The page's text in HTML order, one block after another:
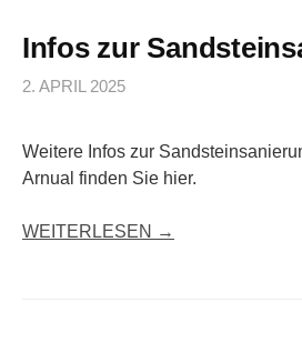
Infos zur
2. APRIL 2025
Weitere Infos zur
Arnual finden Sie hier.
WEITERLESEN →